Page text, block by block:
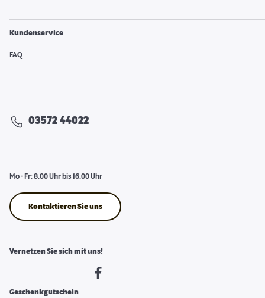
Kundenservice
FAQ
03572 44022
Mo - Fr: 8.00 Uhr bis 16.00 Uhr
Kontaktieren Sie uns
Vernetzen Sie sich mit uns!
Geschenkgutschein